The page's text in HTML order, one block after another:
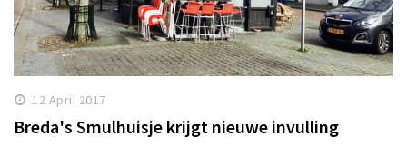
12 April 2017
Breda's Smulhuisje krijgt nieuwe invulling